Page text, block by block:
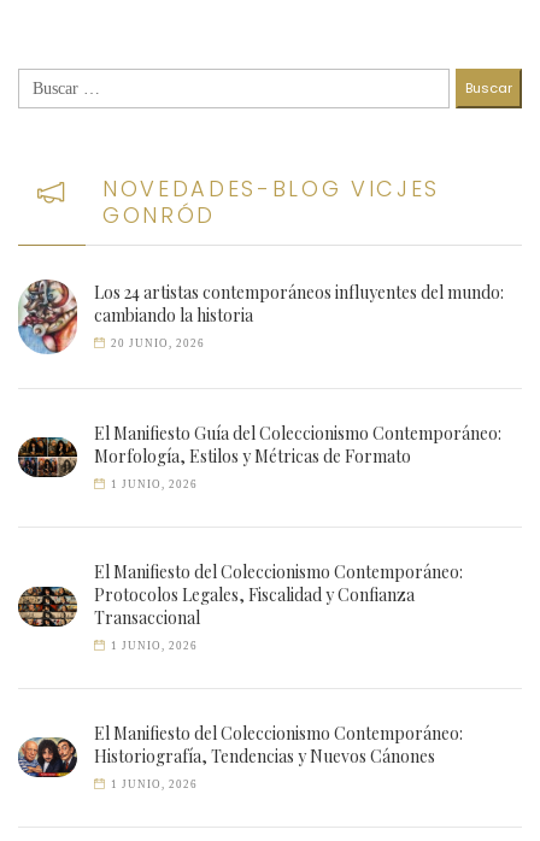
Buscar:
NOVEDADES-BLOG VICJES
GONRÓD
Los 24 artistas contemporáneos influyentes del mundo:
cambiando la historia
20 JUNIO, 2026
El Manifiesto Guía del Coleccionismo Contemporáneo:
Morfología, Estilos y Métricas de Formato
1 JUNIO, 2026
El Manifiesto del Coleccionismo Contemporáneo:
Protocolos Legales, Fiscalidad y Confianza
Transaccional
1 JUNIO, 2026
El Manifiesto del Coleccionismo Contemporáneo:
Historiografía, Tendencias y Nuevos Cánones
1 JUNIO, 2026